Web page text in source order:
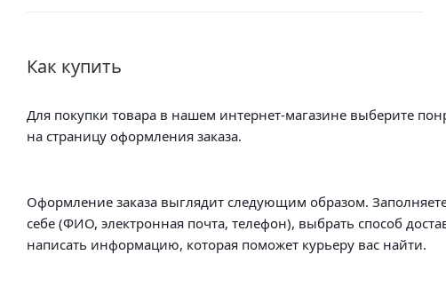
Как купить
Для покупки товара в нашем интернет-магазине выберите
на страницу оформления заказа.
Оформление заказа выглядит следующим образом.
себе (ФИО, электронная почта, телефон), выбрать способ
написать информацию, которая поможет курьеру вас найти.